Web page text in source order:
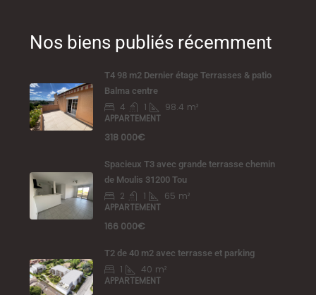
Nos biens publiés récemment
T4 98 m2 Dernier étage Terrasses & patio
Balma centre
4 1 98.4 m²
APPARTEMENT
318 000€
Spacieux T3 avec grande terrasse chemin
de Moulis 31200 Tou
2 1 65 m²
APPARTEMENT
166 000€
T2 de 40 m2 avec terrasse et parking
1 40 m²
APPARTEMENT